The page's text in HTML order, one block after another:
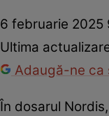
6 februarie 2025
Ultima
Adaugă-ne ca
În dosarul